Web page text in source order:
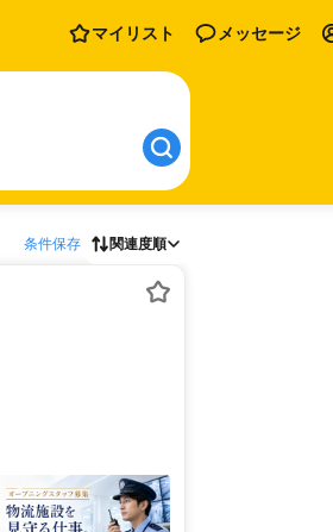
マイリスト メッセージ
条件保存 関連度順